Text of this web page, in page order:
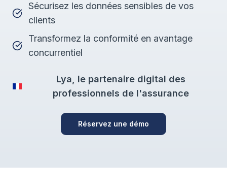
Sécurisez les données sensibles de vos
clients
Transformez la conformité en avantage
concurrentiel
Lya, le partenaire digital des
professionnels de l'assurance
Réservez une démo